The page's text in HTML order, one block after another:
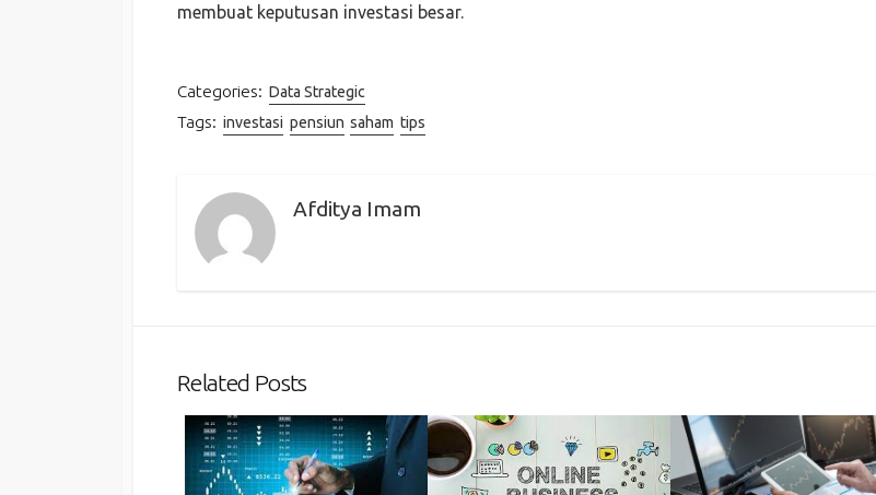
membuat keputusan investasi besar.
Categories: Data Strategic
Tags: investasi pensiun saham tips
Afditya Imam
Related Posts